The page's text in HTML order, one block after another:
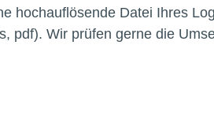
hochauflösende Datei Ihres
pdf). Wir prüfen gerne die